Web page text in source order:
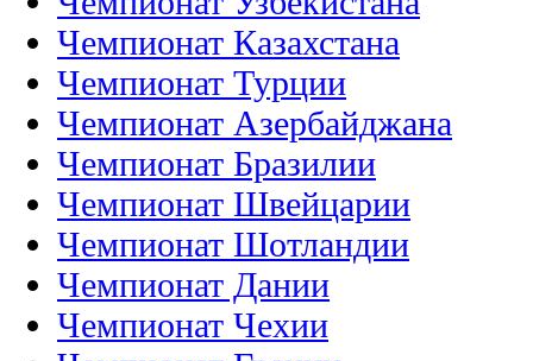
Чемпионат Казахстана
Чемпионат Турции
Чемпионат Азербайджана
Чемпионат Бразилии
Чемпионат Швейцарии
Чемпионат Шотландии
Чемпионат Дании
Чемпионат Чехии